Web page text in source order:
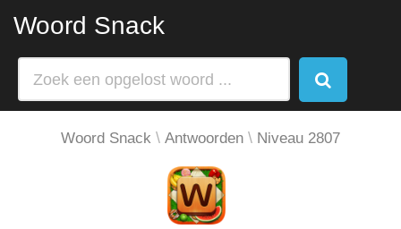
Woord Snack
Woord Snack Antwoorden Niveau 2807